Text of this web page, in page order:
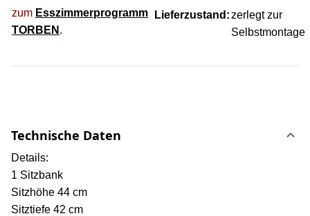
zum Esszimmerprogramm
TORBEN .
Lieferzustand:zerlegt zur
Selbstmontage
Technische Daten
Details:
1 Sitzbank
Sitzhöhe 44 cm
Sitztiefe 42 cm